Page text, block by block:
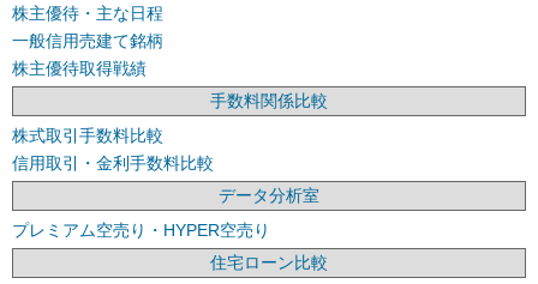
株主優待・主な日程
一般信用売建て銘柄
株主優待取得戦績
手数料関係比較
株式取引手数料比較
信用取引・金利手数料比較
データ分析室
プレミアム空売り・HYPER空売り
住宅ローン比較